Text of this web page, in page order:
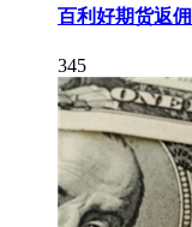
百利好期货返
345